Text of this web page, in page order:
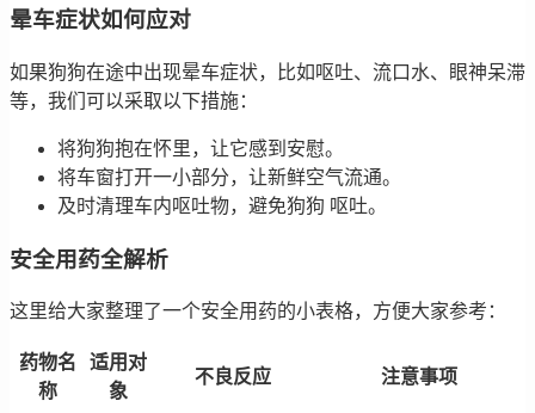
晕车症状如何应对
如果狗狗在途中出现晕车症状，比如呕吐、流口水、眼神呆滞
等，我们可以采取以下措施：
将狗狗抱在怀里，让它感到安慰。
将车窗打开一小部分，让新鲜空气流通。
及时清理车内呕吐物，避免狗狗 呕吐。
安全用药全解析
这里给大家整理了一个安全用药的小表格，方便大家参考：
药物名
称
适用对
象
不良反应 注意事项